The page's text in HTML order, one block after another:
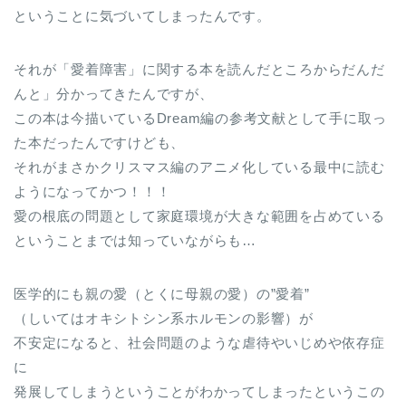
ということに気づいてしまったんです。
それが「愛着障害」に関する本を読んだところからだんだ
んと」分かってきたんですが、
この本は今描いているDream編の参考文献として手に取っ
た本だったんですけども、
それがまさかクリスマス編のアニメ化している最中に読む
ようになってかつ！！！
愛の根底の問題として家庭環境が大きな範囲を占めている
ということまでは知っていながらも…
医学的にも親の愛（とくに母親の愛）の”愛着”
（しいてはオキシトシン系ホルモンの影響）が
不安定になると、社会問題のような虐待やいじめや依存症
に
発展してしまうということがわかってしまったというこの